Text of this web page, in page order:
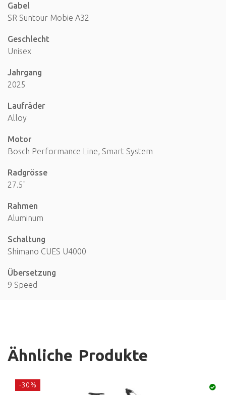
Gabel
SR Suntour Mobie A32
Geschlecht
Unisex
Jahrgang
2025
Laufräder
Alloy
Motor
Bosch Performance Line, Smart System
Radgrösse
27.5"
Rahmen
Aluminum
Schaltung
Shimano CUES U4000
Übersetzung
9 Speed
Ähnliche Produkte
-30%